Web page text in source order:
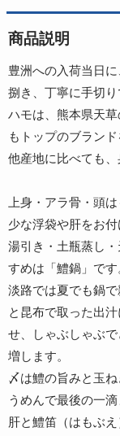
商品説明
豊洲への入荷当日
捌き、丁寧に手切り
ハモは、熊本県天
もトップのブランド
他産地に比べても、
上身・アラ骨・頭
少な浮袋や肝をお
湯引き・土瓶蒸し
すめは「鱧鍋」です
淡路では夏でも鍋
と昆布で取った出
せ、しゃぶしゃぶ
増します。
〆は鱧の旨みと玉
うめんで最後の一
肝と鱧笛（はもぶ